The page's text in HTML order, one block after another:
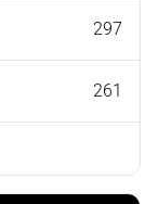
297
261